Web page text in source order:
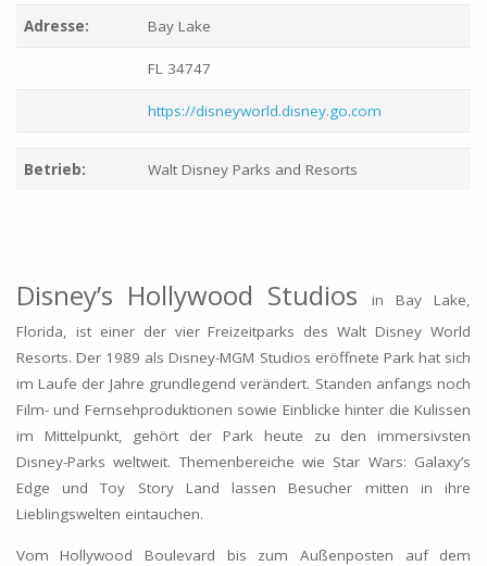
Adresse: Bay Lake
FL 34747
https://disneyworld.disney.go.com
Betrieb: Walt Disney Parks and Resorts
Disney’s Hollywood Studiosin Bay Lake,
Florida, ist einer der vier Freizeitparks des Walt Disney World
Resorts. Der 1989 als Disney-MGM Studios eröffnete Park hat sich
im Laufe der Jahre grundlegend verändert. Standen anfangs noch
Film- und Fernsehproduktionen sowie Einblicke hinter die Kulissen
im Mittelpunkt, gehört der Park heute zu den immersivsten
Disney-Parks weltweit. Themenbereiche wie Star Wars: Galaxy’s
Edge und Toy Story Land lassen Besucher mitten in ihre
Lieblingswelten eintauchen.
Vom Hollywood Boulevard bis zum Außenposten auf dem